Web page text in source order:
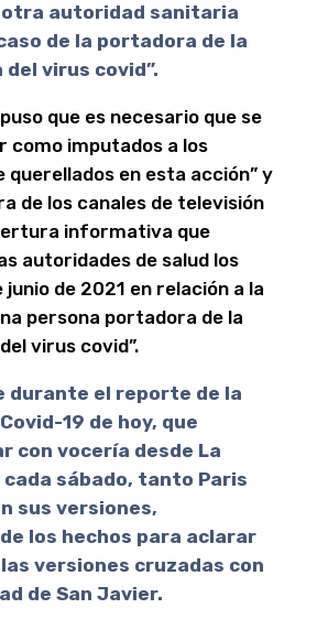
autoridad sanitaria
de la portadora de la
virus covid”.
que es necesario que se
como imputados a los
querellados en esta acción” y
de los canales de televisión
informativa que
autoridades de salud los
junio de 2021 en relación a la
persona portadora de la
virus covid”.
durante el reporte de la
19 de hoy, que
con vocería desde La
cada sábado, tanto Paris
sus versiones,
los hechos para aclarar
versiones cruzadas con
de San Javier.